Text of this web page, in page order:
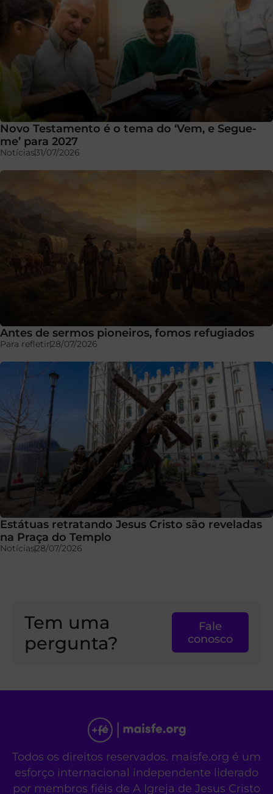
Novo Testamento é o tema do ‘Vem, e Segue-
me’ para 2027
Notícias31/07/2026
Antes de sermos pioneiros, fomos refugiados
Para refletir28/07/2026
Estátuas retratando Jesus Cristo são reveladas
na Praça do Templo
Notícias28/07/2026
Tem uma
pergunta?
Fale
conosco
Todos os direitos reservados. maisfe.org é um
esforço internacional independente liderado
por membros fiéis de A Igreja de Jesus Cristo